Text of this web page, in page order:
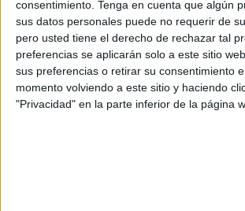
consentimiento. Tenga en cuenta que algún
sus datos personales puede no requerir de
pero usted tiene el derecho de rechazar tal
preferencias se aplicarán solo a este sitio
sus preferencias o retirar su consentimiento
momento volviendo a este sitio y haciendo
"Privacidad" en la parte inferior de la página
Buscar